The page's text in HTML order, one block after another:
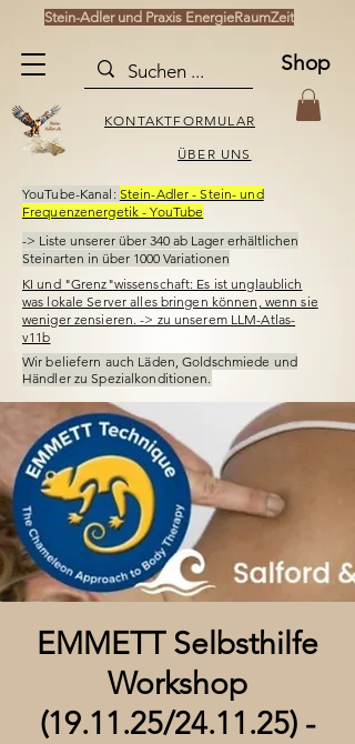
KONTAKTFORMULAR
ÜBER UNS
Shop
Stein-Adler und Praxis EnergieRaumZeit
-> Liste unserer über 340 ab Lager erhältlichen
Steinarten in über 1000 Variationen
Wir beliefern auch Läden,Goldschmiede und
Händler zu Spezialkonditionen.
YouTube-Kanal: Stein-Adler - Stein- und
Frequenzenergetik - YouTube
KI und "Grenz"wissenschaft: Es ist unglaublich
was lokale Server alles bringen können, wenn sie
weniger zensieren. -> zu unserem LLM-Atlas-
v11b
EMMETT Selbsthilfe
Workshop
(19.11.25/24.11.25) -